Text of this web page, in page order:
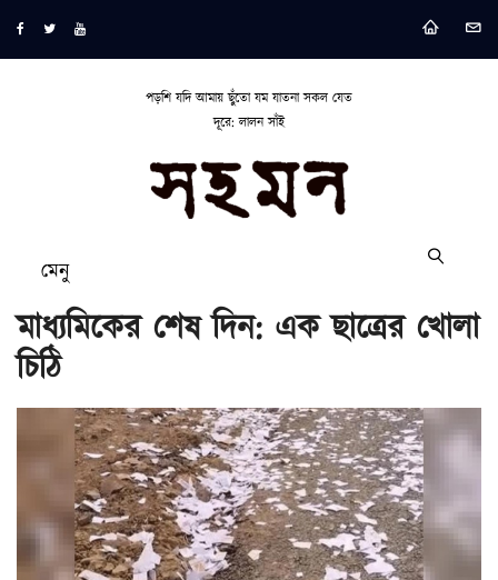
পড়শি যদি আমায় ছুঁতো যম যাতনা সকল যেত
দূরে: লালন সাঁই
মেনু
মাধ্যমিকের শেষ দিন: এক ছাত্রের খোলা
চিঠি